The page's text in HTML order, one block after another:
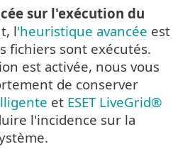
sur l'exécution du
l'heuristique avancée est
fichiers sont exécutés.
est activée, nous vous
de conserver
et ESET LiveGrid®
l'incidence sur la